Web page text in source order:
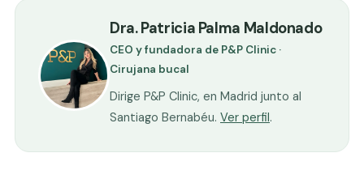
Dra. Patricia Palma Maldonado
CEO y fundadora de P&P Clinic ·
Cirujana bucal
Dirige P&P Clinic, en Madrid junto al
Santiago Bernabéu. Ver perfil.